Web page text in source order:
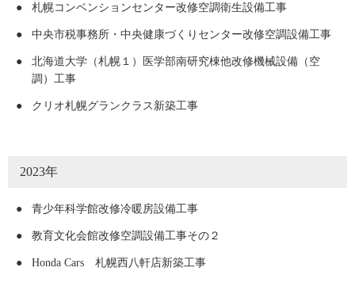
● 札幌コンベンションセンター改修空調衛生設備工事
● 中央市税事務所・中央健康づくりセンター改修空調設備工事
●
北海道大学（札幌１）医学部南研究棟他改修機械設備（空
調）工事
● クリオ札幌グランクラス新築工事
2023年
● 青少年科学館改修冷暖房設備工事
● 教育文化会館改修空調設備工事その２
● Honda Cars 札幌西八軒店新築工事